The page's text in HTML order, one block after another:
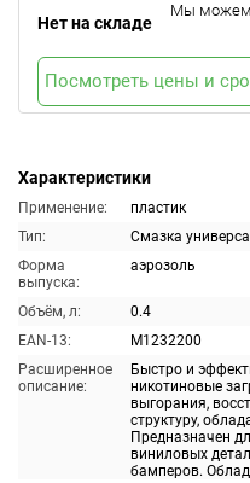
Характеристики
Применение:
пластик
Тип:
Смазка
Форма
выпуска:
аэрозоль
Объём, л:
0.4
EAN-13:
M1232200
Расширенное
описание:
Быстро и
никотиновые
выгорания,
структуру,
Предназначен
виниловых
бамперов.
Нет на складе
Мы можем
Посмотреть цены и